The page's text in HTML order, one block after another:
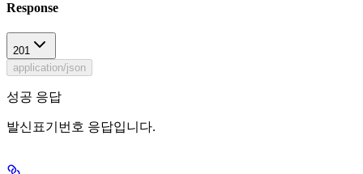
Response
201
application/json
성공 응답
발신표기번호 응답입니다.